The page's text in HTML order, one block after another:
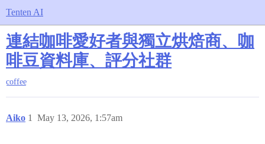
Tenten AI
連結咖啡愛好者與獨立烘焙商、咖
啡豆資料庫、評分社群
coffee
Aiko May 13, 2026, 1:57am
1